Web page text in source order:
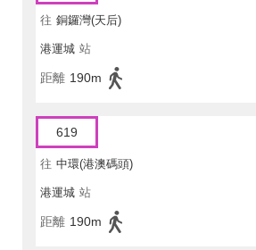
往 銅鑼灣(天后)
港運城 站
距離 190m
619
往 中環(港澳碼頭)
港運城 站
距離 190m